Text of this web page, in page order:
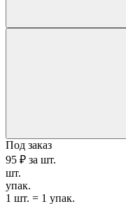
Под заказ
95 ₽ за шт.
шт.
упак.
1 шт. = 1 упак.